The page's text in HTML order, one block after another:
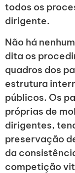
todos os
dirigente.
Não há
dita os
quadros dos
estrutura
públicos. Os
próprias de
dirigentes,
preservação
da
competição